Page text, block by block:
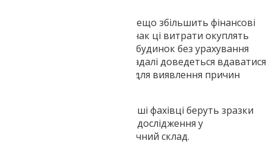
Інженерна геологія ділянки дещо збільшить фінансові
витрати на будівництво. Однак ці витрати окуплять
себе. Адже якщо побудувати будинок без урахування
геологічних особливостей, надалі доведеться вдаватися
до комплексних досліджень для виявлення причин
У ході буріння свердловин наші фахівці беруть зразки
ґрунтових вод, які пройдуть дослідження у
лабораторних умовах на хімічний склад.